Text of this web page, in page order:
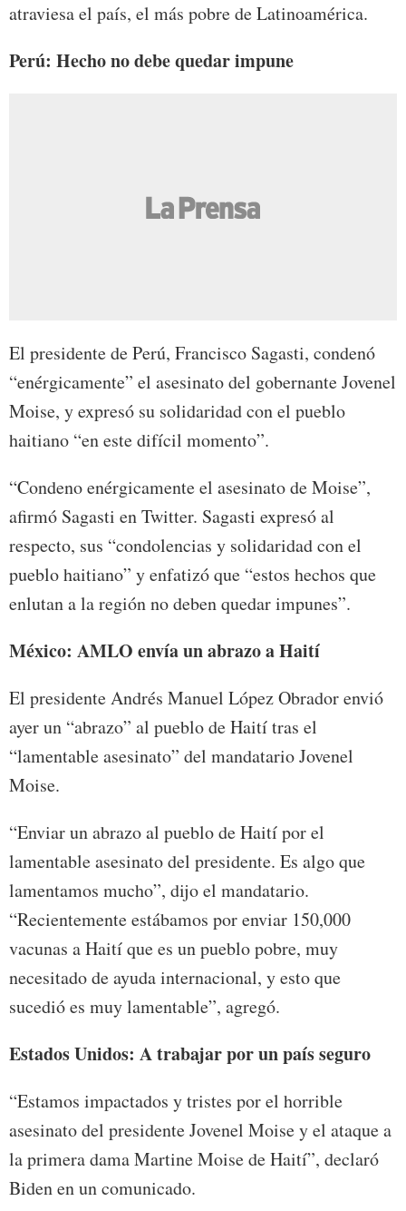
atraviesa el país, el más pobre de Latinoamérica.
Perú: Hecho no debe quedar impune
El presidente de Perú, Francisco Sagasti, condenó
“enérgicamente” el asesinato del gobernante Jovenel
Moise, y expresó su solidaridad con el pueblo
haitiano “en este difícil momento”.
“Condeno enérgicamente el asesinato de Moise”,
afirmó Sagasti en Twitter. Sagasti expresó al
respecto, sus “condolencias y solidaridad con el
pueblo haitiano” y enfatizó que “estos hechos que
enlutan a la región no deben quedar impunes”.
México: AMLO envía un abrazo a Haití
El presidente Andrés Manuel López Obrador envió
ayer un “abrazo” al pueblo de Haití tras el
“lamentable asesinato” del mandatario Jovenel
Moise.
“Enviar un abrazo al pueblo de Haití por el
lamentable asesinato del presidente. Es algo que
lamentamos mucho”, dijo el mandatario.
“Recientemente estábamos por enviar 150,000
vacunas a Haití que es un pueblo pobre, muy
necesitado de ayuda internacional, y esto que
sucedió es muy lamentable”, agregó.
Estados Unidos: A trabajar por un país seguro
“Estamos impactados y tristes por el horrible
asesinato del presidente Jovenel Moise y el ataque a
la primera dama Martine Moise de Haití”, declaró
Biden en un comunicado.